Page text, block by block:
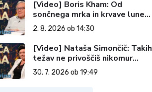
[Video] Boris Kham: Od
sončnega mrka in krvave lune
do slovenskih pečatov v vesolju
(Vroča tema, 2. 8. 2026)
2. 8. 2026 ob 14:30
[Video] Nataša Simončič: Takih
težav ne privoščiš nikomur
(Vroča tema, 30. 7. 2026)
30. 7. 2026 ob 19:49